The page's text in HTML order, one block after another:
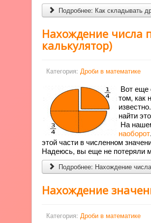
Подробнее: Как складывать
Нахождение числа
калькулятор)
Категория:Дроби в математике
Вот еще
том, как
найти
На
наоборот
этой части в численном
Надеюсь, вы еще не потеряли
Подробнее: Нахождение
Нахождение
Категория:Дроби в математике